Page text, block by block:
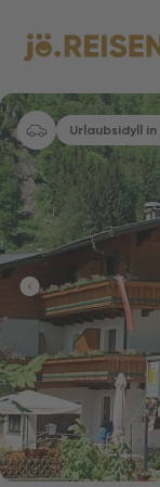
Urlaubsidyll